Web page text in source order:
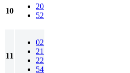
10
20
52
11
02
21
22
54